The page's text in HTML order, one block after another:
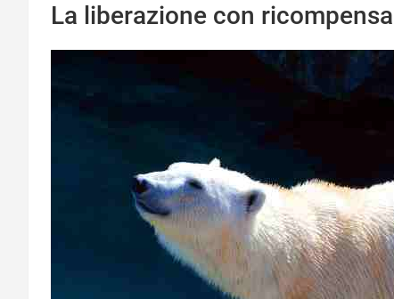
La liberazione con ricompensa